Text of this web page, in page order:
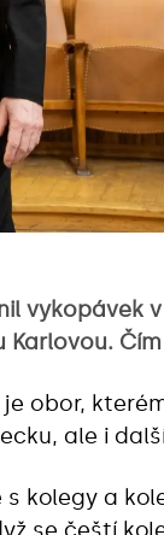
vykopávek
obor,
ale i
kolegy a